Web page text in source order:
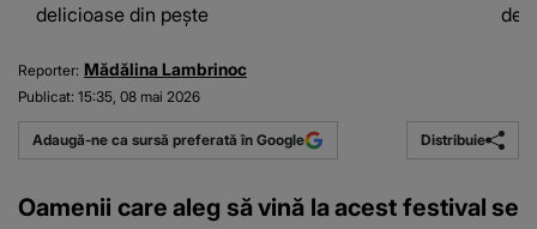
delicioase din pește
Reporter: Mădălina Lambrinoc
Publicat: 15:35, 08 mai 2026
Adaugă-ne ca sursă preferată în Google Distribuie
Oamenii care aleg să vină la acest festival se